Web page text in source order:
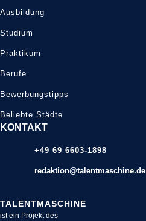
Ausbildung
Studium
Praktikum
Berufe
Bewerbungstipps
Beliebte Städte
KONTAKT
+49 69 6603-1898
redaktion@talentmaschine.de
TALENTMASCHINE
ist ein Projekt des